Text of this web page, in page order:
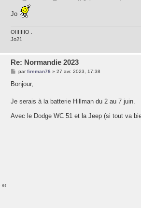
Jo
OIIIIIIIO .
Jo21
et
Re: Normandie 2023
M
s
g
parfireman76 » 27 avr. 2023, 17:38
Bonjour,
Je serais à la batterie Hillman du 2 au 7 juin.
Avec le Dodge WC 51 et la Jeep (si tout va